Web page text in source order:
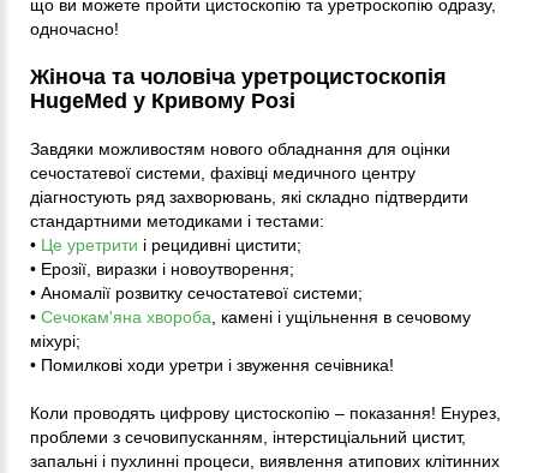
що ви можете пройти цистоскопію та уретроскопію одразу,
одночасно!
Жіноча та чоловіча уретроцистоскопія
HugeMed у Кривому Розі
Завдяки можливостям нового обладнання для оцінки
сечостатевої системи, фахівці медичного центру
діагностують ряд захворювань, які складно підтвердити
стандартними методиками і тестами:
• Це уретрити і рецидивні цистити;
• Ерозії, виразки і новоутворення;
• Аномалії розвитку сечостатевої системи;
• Сечокам'яна хвороба, камені і ущільнення в сечовому
міхурі;
• Помилкові ходи уретри і звуження сечівника!
Коли проводять цифрову цистоскопію – показання! Енурез,
проблеми з сечовипусканням, інтерстиціальний цистит,
запальні і пухлинні процеси, виявлення атипових клітинних